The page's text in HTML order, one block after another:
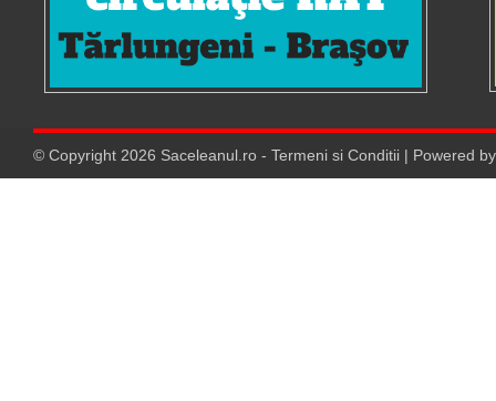
© Copyright 2026 Saceleanul.ro - Termeni si Conditii | Powered